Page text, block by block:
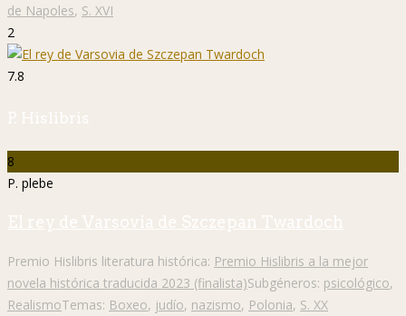
de Napoles, S. XVI
2
7.8
P. Hislibris
8
P. plebe
El rey de Varsovia de Szczepan Twardoch
Premio Hislibris literatura histórica: Premio Hislibris a la mejor
novela histórica traducida 2023 (finalista)Subgéneros: psicológico,
RealismoTemas: Boxeo, judío, nazismo, Polonia, S. XX